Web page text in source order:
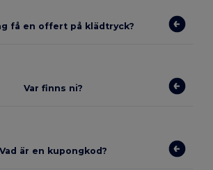
få en offert på klädtryck?
Var finns ni?
Vad är en kupongkod?